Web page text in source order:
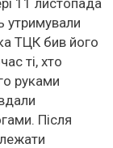
утримували
ТЦК бив його
ті, хто
руками
Після